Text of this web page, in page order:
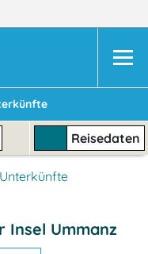
Reisedaten
Unterkünfte
Insel Ummanz